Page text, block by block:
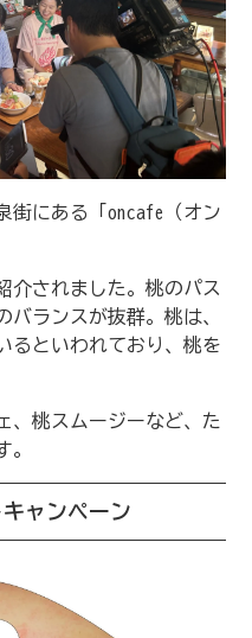
街にある「oncafe（オン
介されました。桃のパス
バランスが抜群。桃は、
るといわれており、桃を
、桃スムージーなど、た
。
ャンペーン